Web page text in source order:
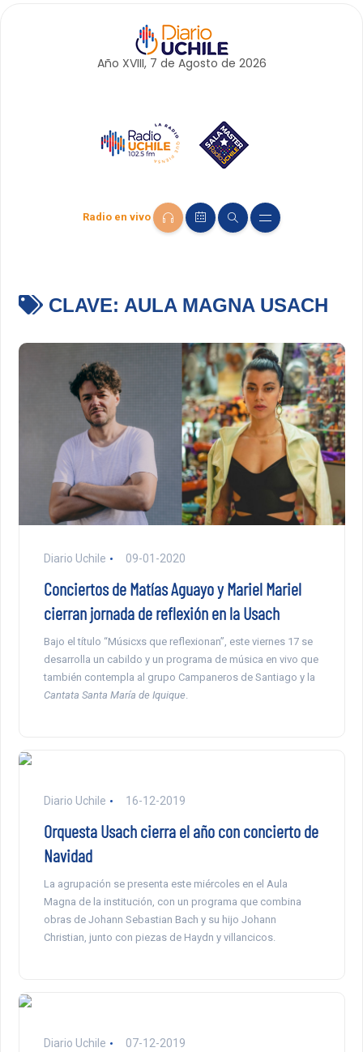
Año XVIII, 7 de Agosto de 2026
Radio en vivo
CLAVE: AULA MAGNA USACH
Diario Uchile 09-01-2020
Conciertos de Matías Aguayo y Mariel Mariel
cierran jornada de reflexión en la Usach
Bajo el título “Músicxs que reflexionan”, este viernes 17 se
desarrolla un cabildo y un programa de música en vivo que
también contempla al grupo Campaneros de Santiago y la
Cantata Santa María de Iquique
Diario Uchile 16-12-2019
Orquesta Usach cierra el año con concierto de
Navidad
La agrupación se presenta este miércoles en el Aula
Magna de la institución, con un programa que combina
obras de Johann Sebastian Bach y su hijo Johann
Christian, junto con piezas de Haydn y villancicos.
Diario Uchile 07-12-2019